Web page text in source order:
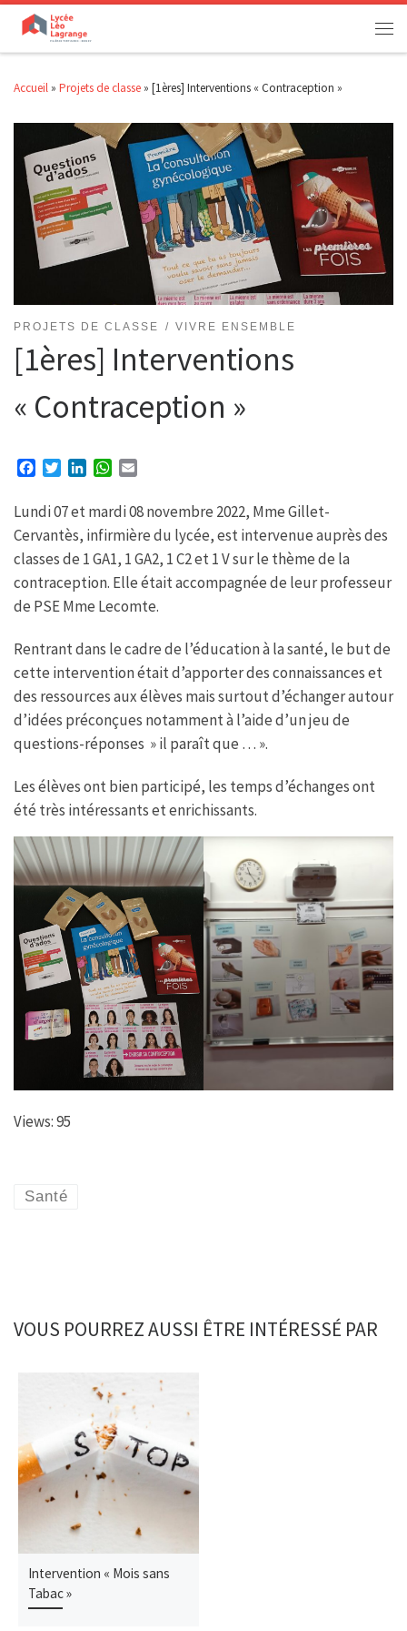
Passer au contenu
Accueil » Projets de classe » [1ères] Interventions « Contraception »
PROJETS DE CLASSE VIVRE ENSEMBLE
[1ères] Interventions
« Contraception »
c
e
b
o
o
i
t
t
e
r
n
k
e
d
I
W
a
t
s
A
p
a
i
l
Lundi 07 et mardi 08 novembre 2022, Mme Gillet-
Cervantès, infirmière du lycée, est intervenue auprès des
classes de 1 GA1, 1 GA2, 1 C2 et 1 V sur le thème de la
contraception. Elle était accompagnée de leur professeur
de PSE Mme Lecomte.
Rentrant dans le cadre de l’éducation à la santé, le but de
cette intervention était d’apporter des connaissances et
des ressources aux élèves mais surtout d’échanger autour
d’idées préconçues notamment à l’aide d’un jeu de
questions-réponses » il paraît que … ».
Les élèves ont bien participé, les temps d’échanges ont
été très intéressants et enrichissants.
Views: 95
Santé
VOUS POURREZ AUSSI ÊTRE INTÉRESSÉ PAR
Intervention « Mois sans
Tabac »